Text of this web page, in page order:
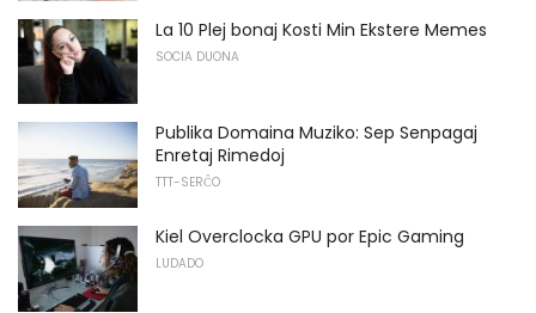
La 10 Plej bonaj Kosti Min Ekstere Memes
SOCIA DUONA
Publika Domaina Muziko: Sep Senpagaj
Enretaj Rimedoj
TTT-SERĈO
Kiel Overclocka GPU por Epic Gaming
LUDADO